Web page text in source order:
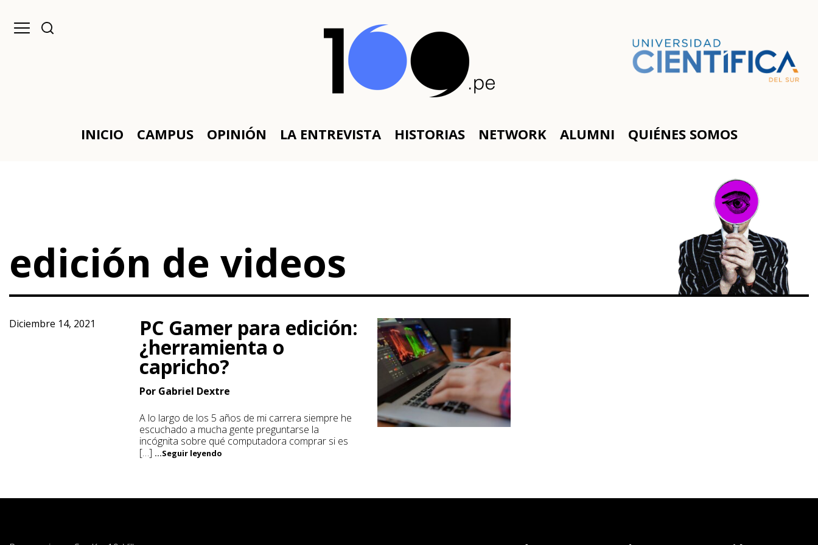
INICIO CAMPUS OPINIÓN LA ENTREVISTA HISTORIAS NETWORK ALUMNI QUIÉNES SOMOS
edición de videos
Diciembre 14, 2021 PC Gamer para edición:
¿herramienta o
capricho?
Por Gabriel Dextre
A lo largo de los 5 años de mi carrera siempre he
escuchado a mucha gente preguntarse la
incógnita sobre qué computadora comprar si es
[…] ...Seguir leyendo